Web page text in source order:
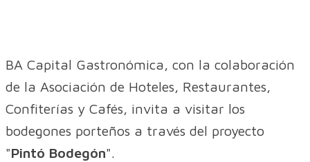
BA Capital Gastronómica, con la colaboración
de la Asociación de Hoteles, Restaurantes,
Confiterías y Cafés, invita a visitar los
bodegones porteños a través del proyecto
"Pintó Bodegón".